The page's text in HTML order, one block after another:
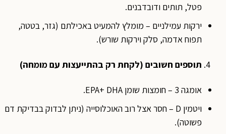
פטל, תותים ודובדבנים.
ירקות עמילניים – מומלץ להמעיט באכילתם (גזר, בטטה,
תפוח אדמה, סלק וירקות שורש).
תוספים חשובים (לקחת רק בהתייעצות עם מומחה)
אומגה 3 – חומצות שומן EPA+ DHA.
ויטמין D – חסר אצל רוב האוכלוסייה (ניתן לבדוק בבדיקת דם
פשוטה).